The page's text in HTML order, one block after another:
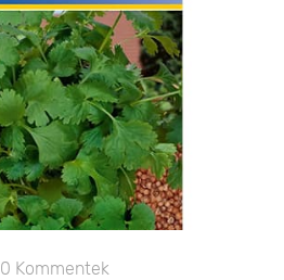
0 Kommentek